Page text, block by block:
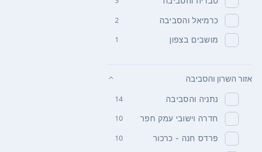
כרמיאל והסביבה 2
מושבים בצפון 1
אזור השרון והסביבה
נתניה והסביבה 14
חדרה וישובי עמק חפר 10
פרדס חנה - כרכור 10